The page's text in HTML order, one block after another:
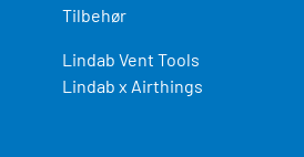
Tilbehør
Lindab Vent Tools
Lindab x Airthings